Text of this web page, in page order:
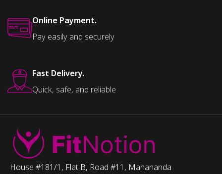
Online Payment.
Pay easily and securely
Fast Delivery.
Quick, safe, and reliable
House #181/1, Flat B, Road #11, Mahananda